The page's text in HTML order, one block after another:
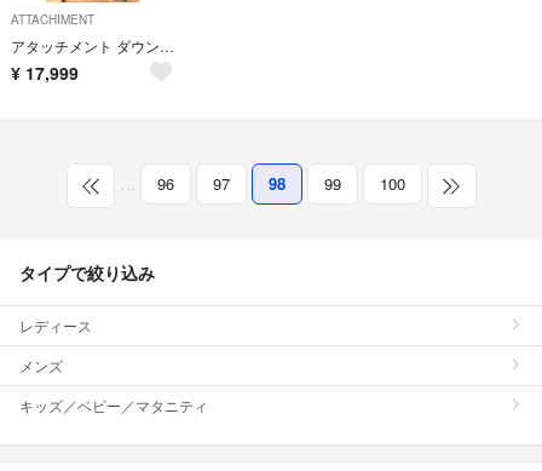
ATTACHIMENT
アタッチメント ダウン 止水 3レイヤー ジャケット ブーツ ニット ブルゾン
¥ 17,999
… 96 97 98 99 100
タイプで絞り込み
レディース
メンズ
キッズ／ベビー／マタニティ